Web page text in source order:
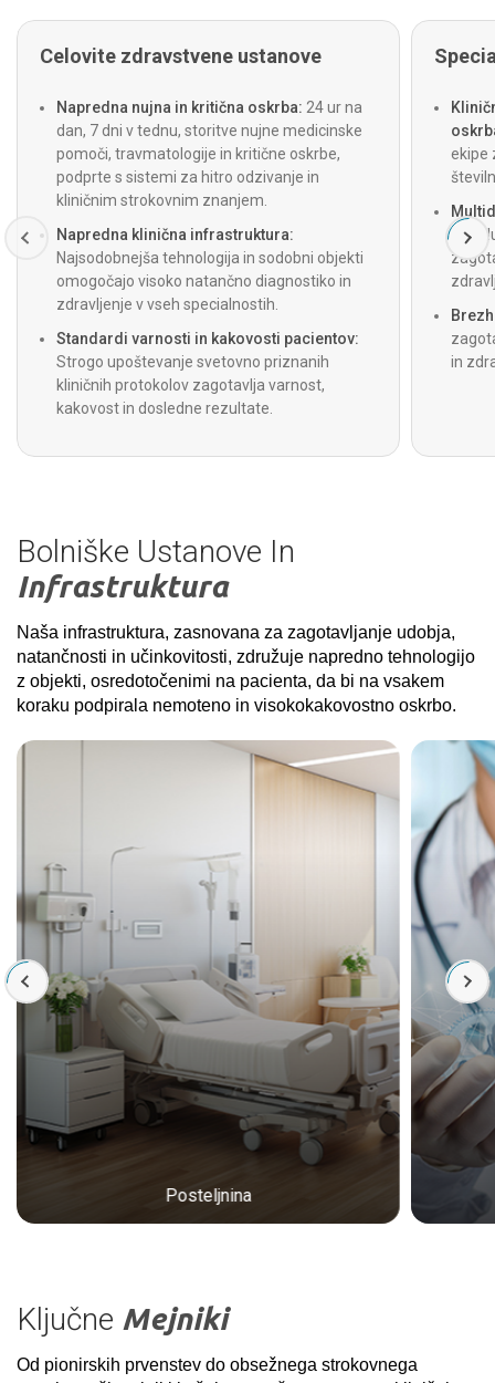
Celovite zdravstvene ustanove
Napredna nujna in kritična oskrba: 24 ur na
dan, 7 dni v tednu, storitve nujne medicinske
pomoči, travmatologije in kritične oskrbe,
podprte s sistemi za hitro odzivanje in
kliničnim strokovnim znanjem.
Napredna klinična infrastruktura:
Najsodobnejša tehnologija in sodobni objekti
omogočajo visoko natančno diagnostiko in
zdravljenje v vseh specialnostih.
Standardi varnosti in kakovosti pacientov:
Strogo upoštevanje svetovno priznanih
kliničnih protokolov zagotavlja varnost,
kakovost in dosledne rezultate.
ekipe
in
Bolniške Ustanove In
Infrastruktura
Naša infrastruktura, zasnovana za zagotavljanje udobja,
natančnosti in učinkovitosti, združuje napredno tehnologijo
z objekti, osredotočenimi na pacienta, da bi na vsakem
koraku podpirala nemoteno in visokokakovostno oskrbo.
Posteljnina
Ključne Mejniki
Od pionirskih prvenstev do obsežnega strokovnega